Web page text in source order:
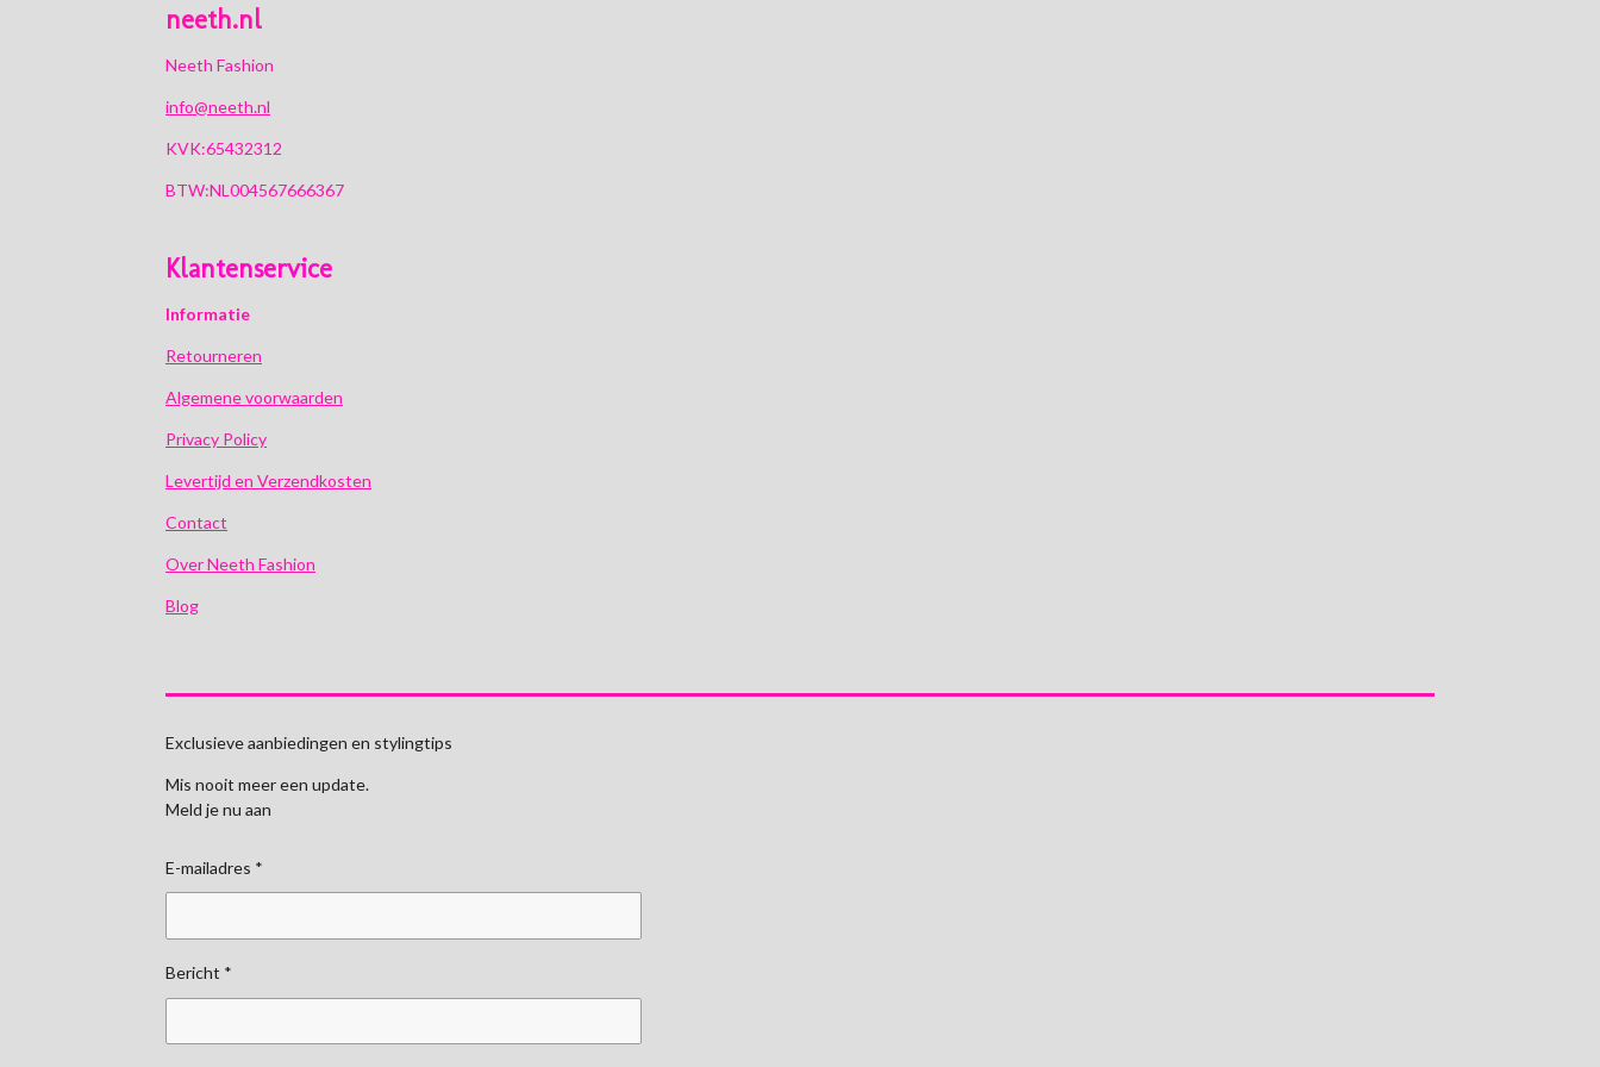
neeth.nl
Neeth Fashion
info@neeth.nl
KVK:65432312
BTW:NL004567666367
Klantenservice
Informatie
Retourneren
Algemene voorwaarden
Privacy Policy
Levertijd en Verzendkosten
Contact
Over Neeth Fashion
Blog
Exclusieve aanbiedingen en stylingtips
Mis nooit meer een update.
Meld je nu aan
E-mailadres *
Bericht *